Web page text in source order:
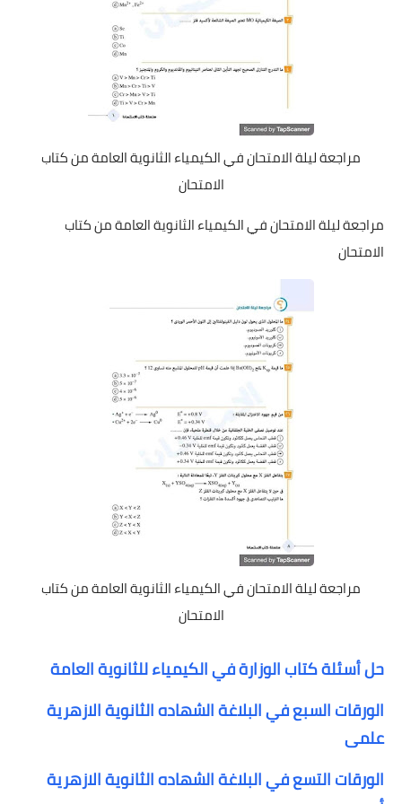
مراجعة ليلة الامتحان في الكيمياء الثانوية العامة من كتاب
الامتحان
مراجعة ليلة الامتحان في الكيمياء الثانوية العامة من كتاب
الامتحان
مراجعة ليلة الامتحان في الكيمياء الثانوية العامة من كتاب
الامتحان
حل أسئلة كتاب الوزارة في الكيمياء للثانوية العامة
الورقات السبع في البلاغة الشهاده الثانوية الازهرية
علمى
الورقات التسع في البلاغة الشهاده الثانوية الازهرية